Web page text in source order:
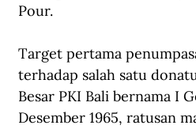
Pour.
Target pertama
terhadap salah satu
Besar PKI Bali bernama I
Desember 1965, ratusan